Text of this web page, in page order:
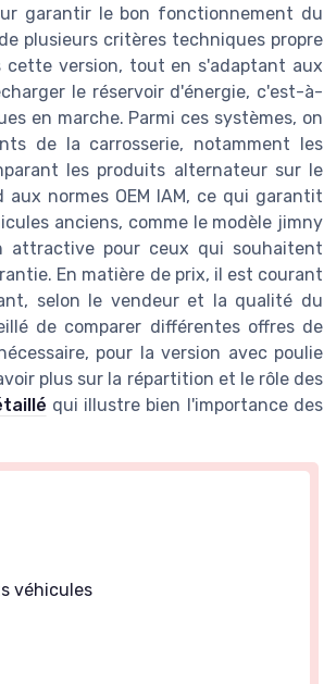
garantir le bon fonctionnement du
plusieurs critères techniques propre
cette version, tout en s'adaptant aux
le réservoir d'énergie, c'est-à-
en marche. Parmi ces systèmes, on
de la carrosserie, notamment les
les produits alternateur sur le
normes OEM IAM, ce qui garantit
anciens, comme le modèle jimny
attractive pour ceux qui souhaitent
En matière de prix, il est courant
selon le vendeur et la qualité du
de comparer différentes offres de
pour la version avec poulie
plus sur la répartition et le rôle des
qui illustre bien l'importance des
véhicules